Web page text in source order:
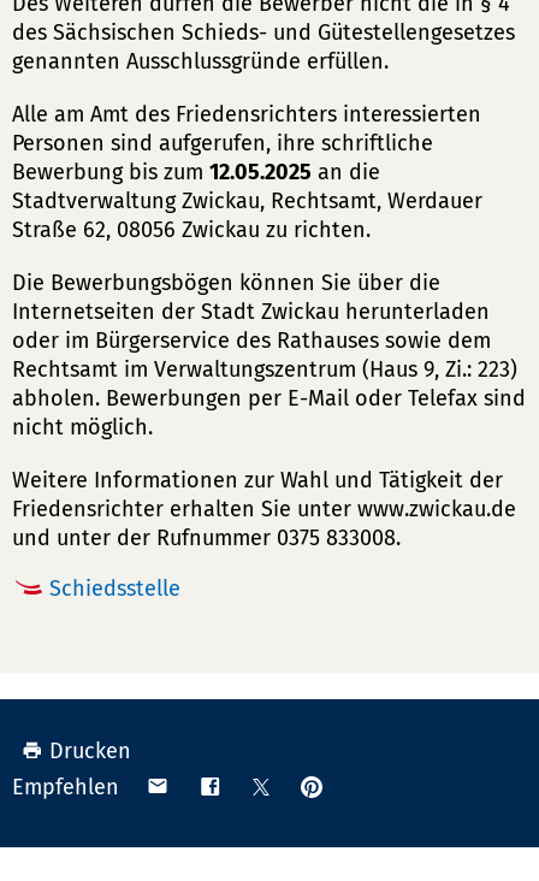
des Sächsischen Schieds- und Gütestellengesetzes
genannten Ausschlussgründe erfüllen.
Alle am Amt des Friedensrichters interessierten
Personen sind aufgerufen, ihre schriftliche
Bewerbung bis zum 12.05.2025 an die
Stadtverwaltung Zwickau, Rechtsamt, Werdauer
Straße 62, 08056 Zwickau zu richten.
Die Bewerbungsbögen können Sie über die
Internetseiten der Stadt Zwickau herunterladen
oder im Bürgerservice des Rathauses sowie dem
Rechtsamt im Verwaltungszentrum (Haus 9, Zi.: 223)
abholen. Bewerbungen per E-Mail oder Telefax sind
nicht möglich.
Weitere Informationen zur Wahl und Tätigkeit der
Friedensrichter erhalten Sie unter www.zwickau.de
und unter der Rufnummer 0375 833008.
Schiedsstelle
Drucken
Empfehlen
Teilen Teilen TeilenAnpinnen